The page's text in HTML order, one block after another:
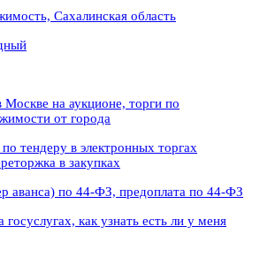
Сахалинская область
Москве на аукционе, торги по
от города
тендеру в электронных торгах
в закупках
аванса) по 44-ФЗ, предоплата по 44-ФЗ
как узнать есть ли у меня